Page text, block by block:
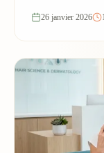
26 janvier 2026